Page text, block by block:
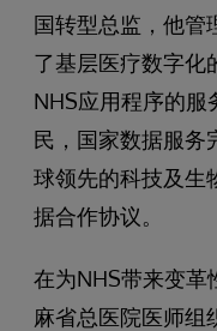
国转型总监，他管
了基层医疗数字化
NHS应用程序的
民，国家数据服务
球领先的科技及生
据合作协议。
在为NHS带来变革
麻省总医院医师组